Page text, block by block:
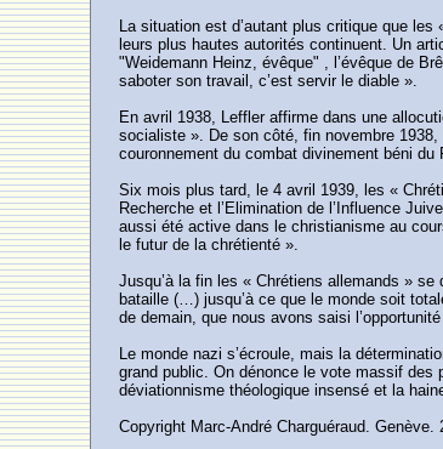
La situation est d’autant plus critique que
leurs plus hautes autorités continuent. Un
"Weidemann Heinz, évêque" , l’évêque de
saboter son travail, c’est servir le diable ».
En avril 1938, Leffler affirme dans une
socialiste ». De son côté, fin novembre
couronnement du combat divinement béni du
Six mois plus tard, le 4 avril 1939, les «
Recherche et l’Elimination de l’Influence
aussi été active dans le christianisme au
le futur de la chrétienté ».
Jusqu’à la fin les « Chrétiens allemands »
bataille (…) jusqu’à ce que le monde soit
de demain, que nous avons saisi
Le monde nazi s’écroule, mais la
grand public. On dénonce le vote massif des
déviationnisme théologique insensé et la
Copyright Marc-André Charguéraud. Genève.